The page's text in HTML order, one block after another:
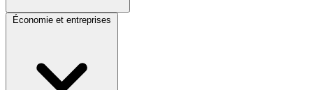
Économie et entreprises